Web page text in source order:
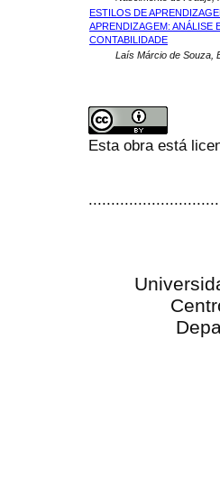
ESTILOS DE
APRENDIZAGEM: ANÁLISE
CONTABILIDADE
Laís Márcio de Souza,
Esta obra está